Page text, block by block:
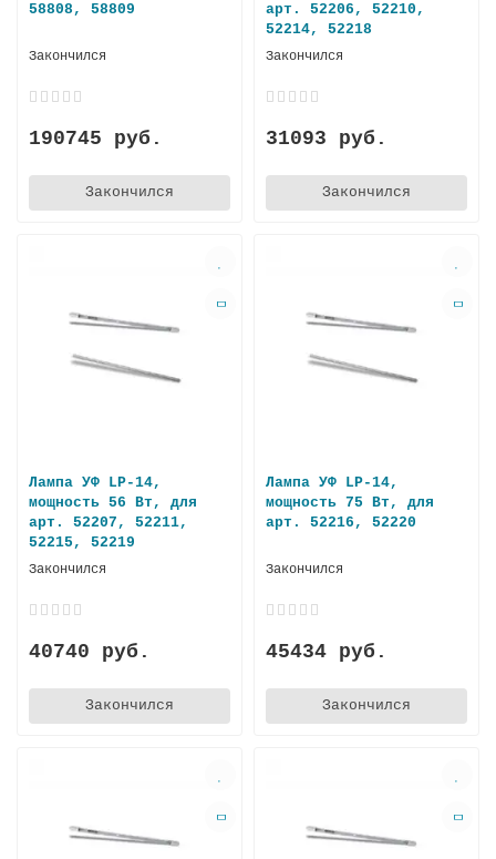
58808, 58809
Закончился
190745 руб.
Закончился
арт. 52206, 52210,
52214, 52218
Закончился
31093 руб.
Закончился
Лампа УФ LP-14,
мощность 56 Вт, для
арт. 52207, 52211,
52215, 52219
Закончился
40740 руб.
Закончился
Лампа УФ LP-14,
мощность 75 Вт, для
арт. 52216, 52220
Закончился
45434 руб.
Закончился